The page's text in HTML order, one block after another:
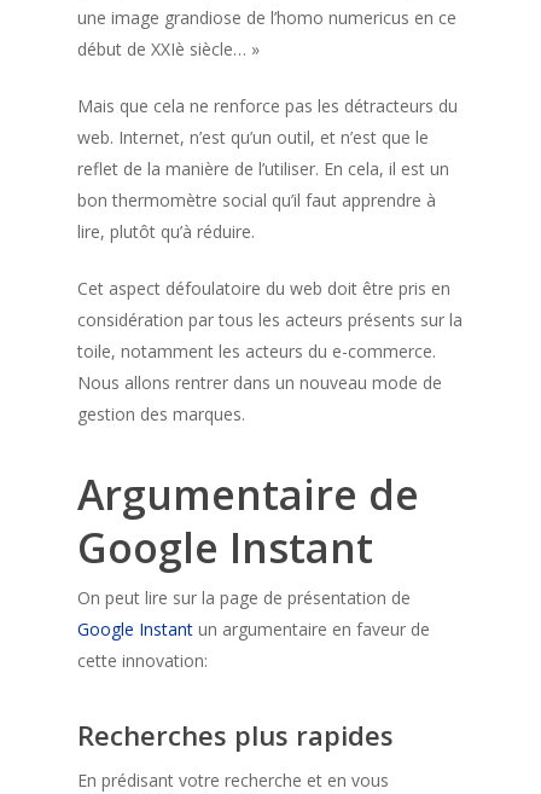
une image grandiose de l’homo numericus en ce
début de XXIè siècle… »
Mais que cela ne renforce pas les détracteurs du
web. Internet, n’est qu’un outil, et n’est que le
reflet de la manière de l’utiliser. En cela, il est un
bon thermomètre social qu’il faut apprendre à
lire, plutôt qu’à réduire.
Cet aspect défoulatoire du web doit être pris en
considération par tous les acteurs présents sur la
toile, notamment les acteurs du e-commerce.
Nous allons rentrer dans un nouveau mode de
gestion des marques.
Argumentaire de
Google Instant
On peut lire sur la page de présentation de
Google Instant un argumentaire en faveur de
cette innovation:
Recherches plus rapides
En prédisant votre recherche et en vous